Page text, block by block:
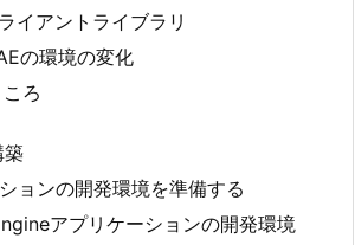
イアントライブラリ
の環境の変化
ろ
築
ョンの開発環境を準備する
アプリケーションの開発環境